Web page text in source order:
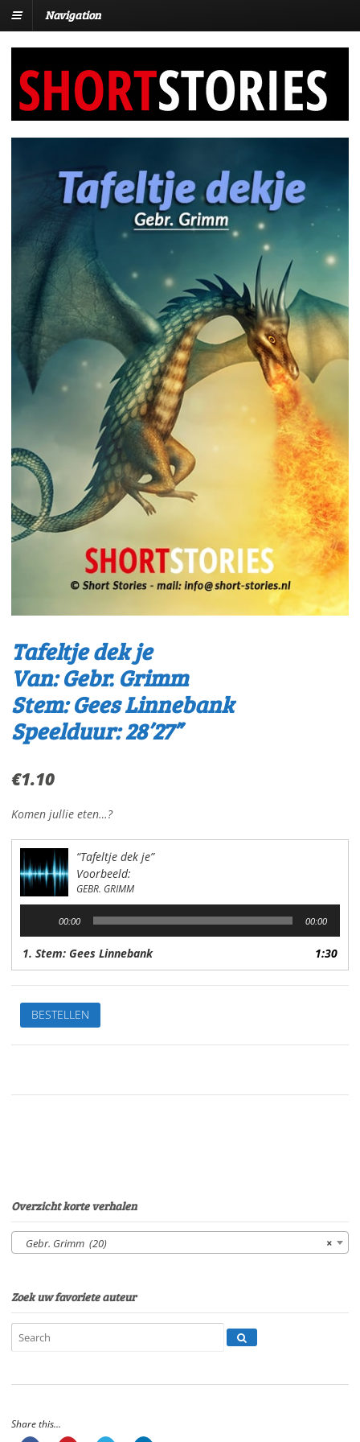
Navigation
Tafeltje dek je
Van: Gebr. Grimm
Stem: Gees Linnebank
Speelduur: 28’27”
€1.10
Komen jullie eten…?
“Tafeltje dek je”
Voorbeeld:
GEBR. GRIMM
00:00 00:00
1. Stem: Gees Linnebank 1:30
Tafeltje
dek
jeVan:
Gees
BESTELLEN
Overzicht korte verhalen
×
Gebr. Grimm (20)
Zoek uw favoriete auteur
Share this...